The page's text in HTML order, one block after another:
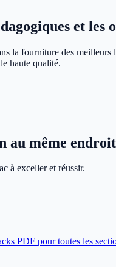
et les
la fourniture des
haute qualité.
au même endroit
à exceller et réussir.
PDF pour toutes les